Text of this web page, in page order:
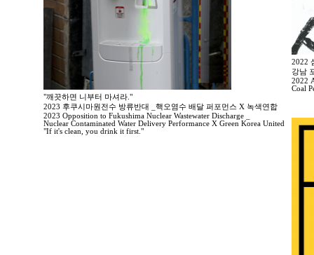
"깨끗하면 니부터 마셔라."
2023 후쿠시마원전수 방류반대 _핵오염수 배달 퍼포먼스 X 녹색연합
2023 Opposition to Fukushima Nuclear Wastewater Discharge _
Nuclear Contaminated Water Delivery Performance X Green Korea United
"If it's clean, you drink it first."
2022
강남
2022
Coal